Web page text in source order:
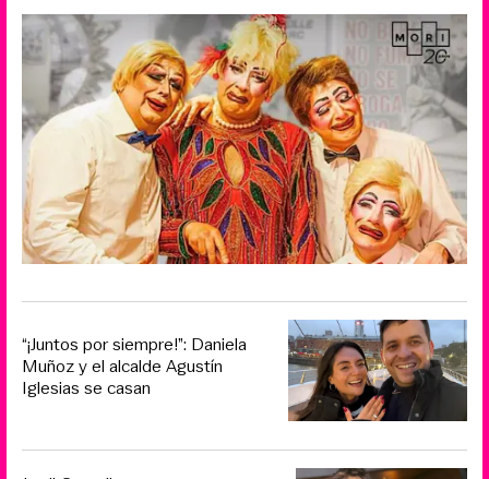
“¡Juntos por siempre!”: Daniela
Muñoz y el alcalde Agustín
Iglesias se casan